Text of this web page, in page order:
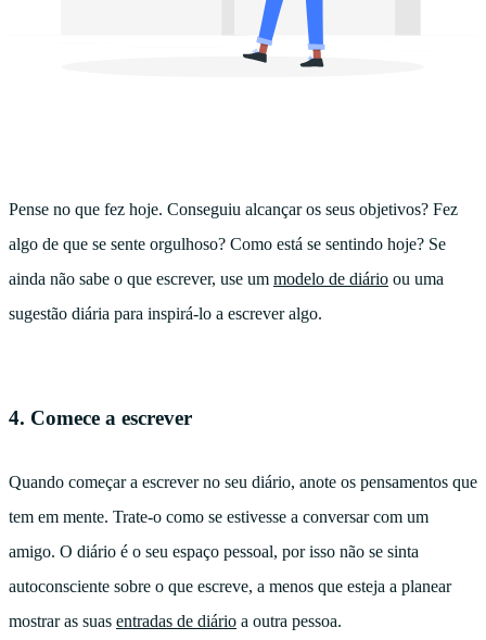
Pense no que fez hoje. Conseguiu alcançar os seus objetivos? Fez
algo de que se sente orgulhoso? Como está se sentindo hoje? Se
ainda não sabe o que escrever, use um modelo de diário ou uma
sugestão diária para inspirá-lo a escrever algo.
4. Comece a escrever
Quando começar a escrever no seu diário, anote os pensamentos que
tem em mente. Trate-o como se estivesse a conversar com um
amigo. O diário é o seu espaço pessoal, por isso não se sinta
autoconsciente sobre o que escreve, a menos que esteja a planear
mostrar as suas entradas de diário a outra pessoa.